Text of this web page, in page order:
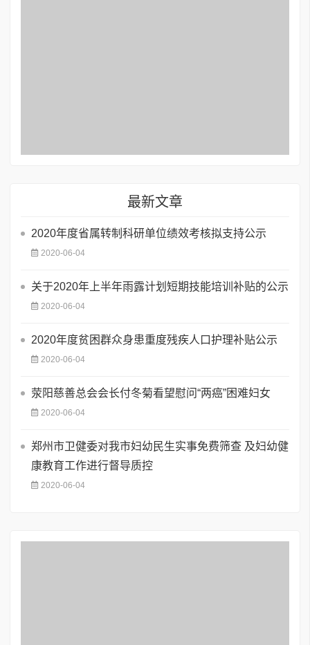
最新文章
2020年度省属转制科研单位绩效考核拟支持公示
2020-06-04
关于2020年上半年雨露计划短期技能培训补贴的公示
2020-06-04
2020年度贫困群众身患重度残疾人口护理补贴公示
2020-06-04
荥阳慈善总会会长付冬菊看望慰问“两癌”困难妇女
2020-06-04
郑州市卫健委对我市妇幼民生实事免费筛查 及妇幼健
康教育工作进行督导质控
2020-06-04